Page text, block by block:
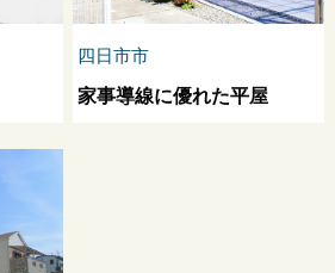
四日市市
家事導線に優れた平屋